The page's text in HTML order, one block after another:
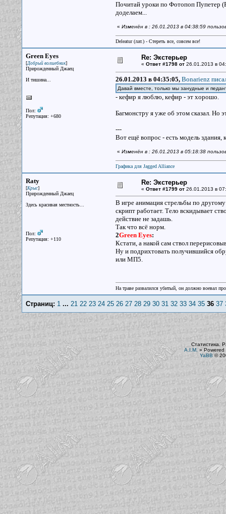
Почитай уроки по Фотопоп Пупетер
доделаем...
« Изменён в : 26.01.2013 в 04:38:59
Deleatur (лат.) - Стереть все, совсем все!
Green Eyes
[Добрый волшебник]
Прирожденный Джаец
И тишина...
Пол:
Репутация: +680
Re: Экстерьер
« Ответ #1798 от26.01.2013 в
26.01.2013 в 04:35:05, Bonarienz
Давай вместе, только мы занудные и
- кефир я люблю, кефир - эт хорошо.
Багмонстру я уже об этом сказал. Но
---
Вот ещё вопрос - есть модель здания,
« Изменён в : 26.01.2013 в 05:18:38
Графика для Jagged Alliance
Raty
[Крыс]
Прирожденный Джаец
Здесь красивая местность...
Пол:
Репутация: +110
Re: Экстерьер
« Ответ #1799 от26.01.2013 в
В игре анимация стрельбы по
скрипт работает. Тело вскидывает
действие не задашь.
Так что всё норм.
2Green Eyes:
Кстати, а накой сам ствол
Ну и подрихтовать получившийся
или МП5.
На траве развалился убитый, он должно воевал
Страниц: 1... 21 22 23 24 25 26 27 28 29 30 31 32 33 34 35 36 37
Статистика.
A.I.M. »Powered
YaBB ©